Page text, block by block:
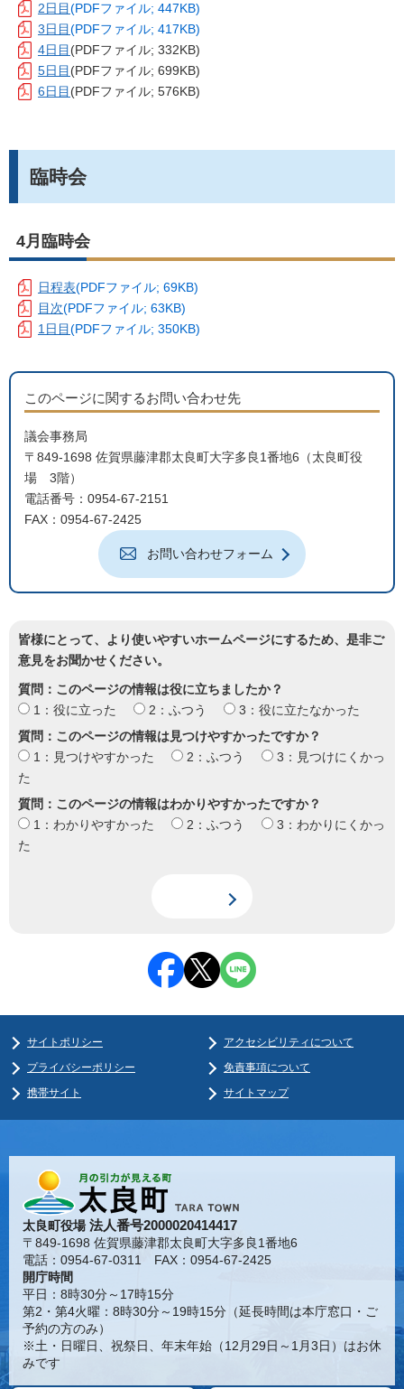
2日目(PDFファイル; 447KB)
3日目(PDFファイル; 417KB)
4日目 (PDFファイル; 332KB)
5日目 (PDFファイル; 699KB)
6日目 (PDFファイル; 576KB)
臨時会
4月臨時会
日程表(PDFファイル; 69KB)
目次(PDFファイル; 63KB)
1日目(PDFファイル; 350KB)
このページに関するお問い合わせ先
議会事務局
〒849-1698 佐賀県藤津郡太良町大字多良1番地6（太良町役
場 3階）
電話番号：0954-67-2151
FAX：0954-67-2425
お問い合わせフォーム
皆様にとって、より使いやすいホームページにするため、是非ご
意見をお聞かせください。
質問：このページの情報は役に立ちましたか？
1：役に立った
2：ふつう
3：役に立たなかった
質問：このページの情報は見つけやすかったですか？
1：見つけやすかった
2：ふつう
3：見つけにくかっ
た
質問：このページの情報はわかりやすかったですか？
1：わかりやすかった
2：ふつう
3：わかりにくかっ
た
サイトポリシー
アクセシビリティについて
プライバシーポリシー
免責事項について
携帯サイト
サイトマップ
太良町役場法人番号2000020414417
〒849-1698 佐賀県藤津郡太良町大字多良1番地6
電話：0954-67-0311 FAX：0954-67-2425
開庁時間
平日：8時30分～17時15分
第2・第4火曜：8時30分～19時15分（延長時間は本庁窓口・ご
予約の方のみ）
※土・日曜日、祝祭日、年末年始（12月29日～1月3日）はお休
みです